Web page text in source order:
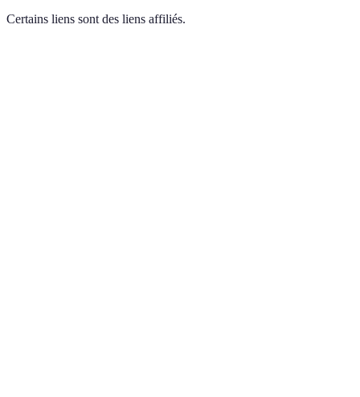
Certains liens sont des liens affiliés.